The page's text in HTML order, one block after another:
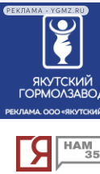
РЕКЛАМА • YGMZ.RU